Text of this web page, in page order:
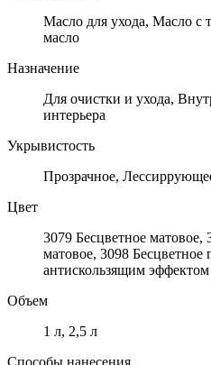
Масло для ухода, Масло с
масло
Назначение
Для очистки и ухода,
интерьера
Укрывистость
Прозрачное,
Цвет
3079 Бесцветное матовое,
матовое, 3098 Бесцветное
антискользящим
Объем
1 л, 2,5 л